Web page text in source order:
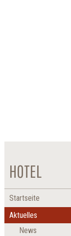
HOTEL
Startseite
Aktuelles
News